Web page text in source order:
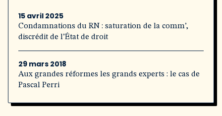
15 avril 2025
Condamnations du RN : saturation de la comm’,
discrédit de l’État de droit
29 mars 2018
Aux grandes réformes les grands experts : le cas de
Pascal Perri